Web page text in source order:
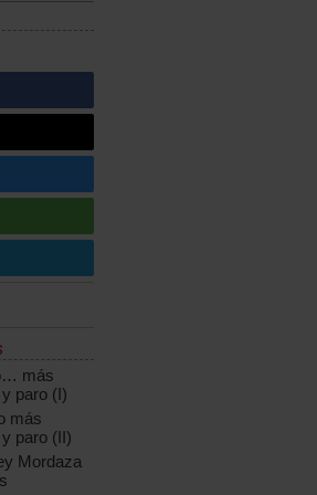
más
y paro (I)
más
y paro (II)
Mordaza